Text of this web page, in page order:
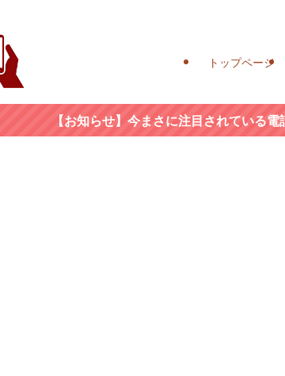
トップページ
【お知らせ】今まさに注目されている